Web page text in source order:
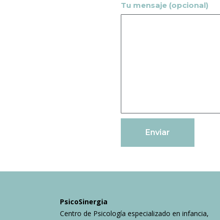
Tu mensaje (opcional)
PsicoSinergia
Centro de Psicología especializado en infancia,